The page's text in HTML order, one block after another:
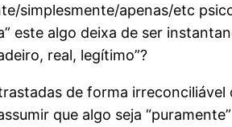
simplesmente/apenas/etc
este algo deixa de ser
real, legítimo”?
de forma
que algo seja